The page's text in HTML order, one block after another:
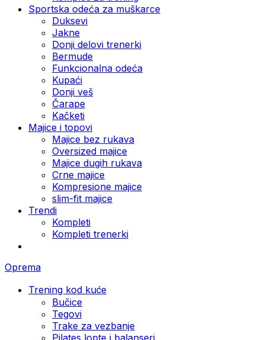
Sportska odeća za muškarce
Duksevi
Jakne
Donji delovi trenerki
Bermude
Funkcionalna odeća
Kupaći
Donji veš
Čarape
Kačketi
Majice i topovi
Majice bez rukava
Oversized majice
Majice dugih rukava
Crne majice
Kompresione majice
slim-fit majice
Trendi
Kompleti
Kompleti trenerki
Oprema
Trening kod kuće
Bučice
Tegovi
Trake za vezbanje
Pilates lopte i balanseri